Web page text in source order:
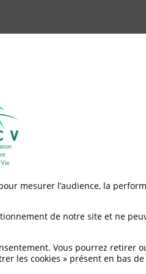
et
/ Santé
mesurer l’audience, la
de notre site et ne
Vous pourrez retirer
les cookies » présent en bas de